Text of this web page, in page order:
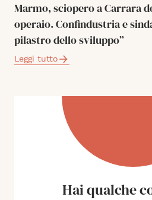
Marmo, sciopero a Carrara
operaio. Confindustria e
pilastro dello sviluppo”
Leggi tutto
Hai qualche